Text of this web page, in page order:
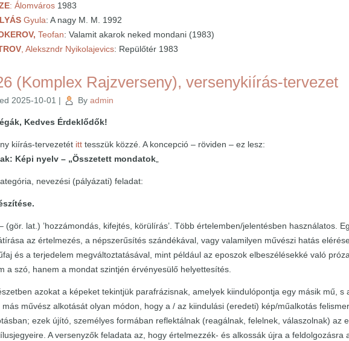
: Álomváros 1983
Gyula: A nagy M. M. 1992
Teofan: Valamit akarok neked mondani (1983)
, Alekszndr Nyikolajevics: Repülőtér 1983
(Komplex Rajzverseny), versenykiírás-tervezet
2025-10-01 | By admin
Kedves Érdeklődők!
kiírás-tervezetét itt tesszük közzé. A koncepció – röviden – ez lesz:
Képi nyelv – „Összetett mondatok„
nevezési (pályázati) feladat:
(gör. lat.) ’hozzámondás, kifejtés, körülírás’. Több értelemben/jelentésben használatos.
az értelmezés, a népszerűsítés szándékával, vagy valamilyen művészi hatás
és a terjedelem megváltoztatásával, mint például az eposzok elbeszélésekké való
a szó, hanem a mondat szintjén érvényesülő helyettesítés.
azokat a képeket tekintjük parafrázisnak, amelyek kiindulópontja egy másik mű, s
más művész alkotását olyan módon, hogy a / az kiindulási (eredeti) kép/műalkotás
ezek újító, személyes formában reflektálnak (reagálnak, felelnek, válaszolnak) az
A versenyzők feladata az, hogy értelmezzék- és alkossák újra a feldolgozásra